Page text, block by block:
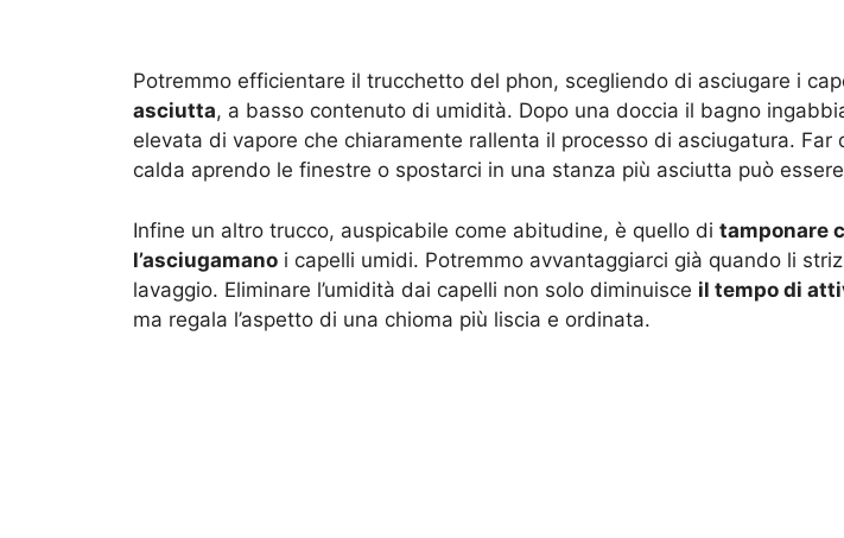
Potremmo efficientare il trucchetto del phon, scegliendo di asciugare i
asciutta, a basso contenuto di umidità. Dopo una doccia il bagno
elevata di vapore che chiaramente rallenta il processo di asciugatura. Far
calda aprendo le finestre o spostarci in una stanza più asciutta può
Infine un altro trucco, auspicabile come abitudine, è quello di tamponare
l’asciugamano i capelli umidi. Potremmo avvantaggiarci già quando li
lavaggio. Eliminare l’umidità dai capelli non solo diminuisce il tempo di
ma regala l’aspetto di una chioma più liscia e ordinata.